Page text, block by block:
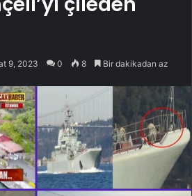
9, 2023 0 8 Bir dakikadan az